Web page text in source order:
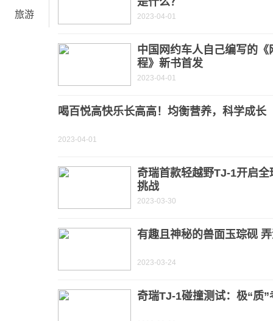
旅游 2023-04-01
中国网约车人自己编写的
程》新书首发
2023-04-01
喝百悦高快乐长高高！均衡营养，科学成长
2023-04-01
奇瑞首款轻越野TJ-1开启
挑战
2023-03-30
有趣且神秘的兽面玉琮砚
2023-03-24
奇瑞TJ-1碰撞测试：极“质